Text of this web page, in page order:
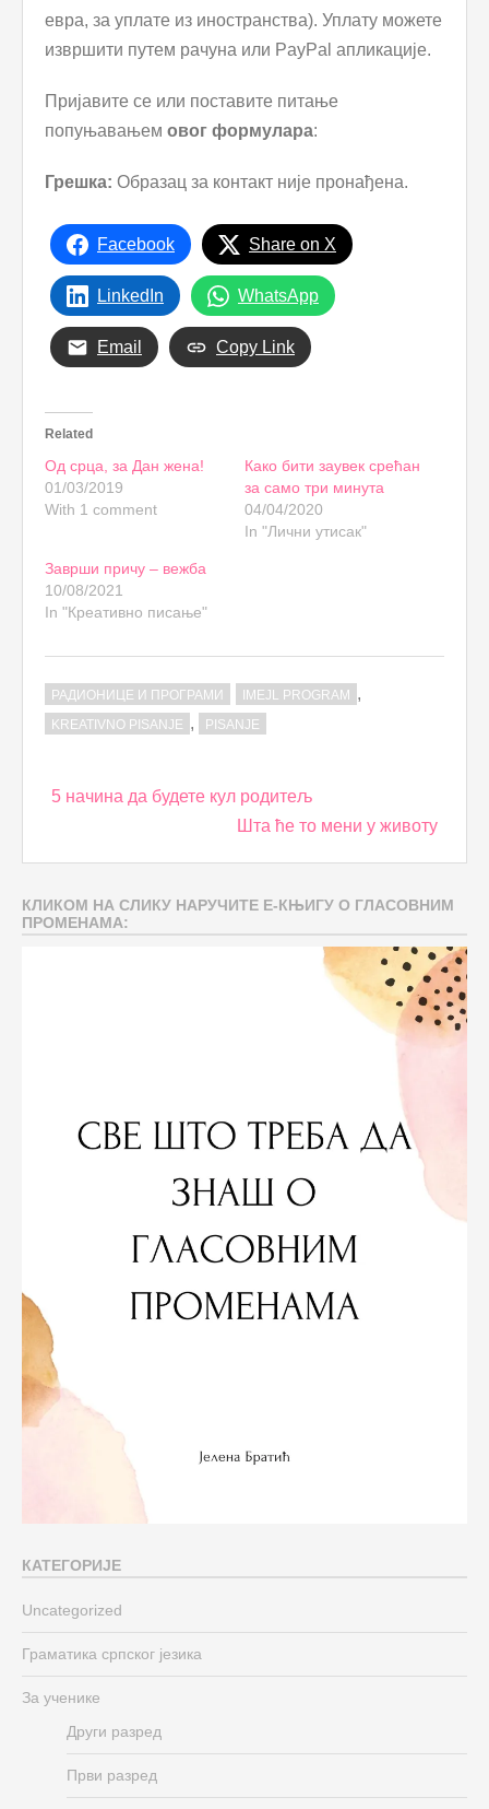
евра, за уплате из иностранства). Уплату можете
извршити путем рачуна или PayPal апликације.
Пријавите се или поставите питање
попуњавањем овог формулара:
Грешка: Образац за контакт није пронађена.
Facebook Share on X
LinkedIn WhatsApp
Email Copy Link
Related
Од срца, за Дан жена!
01/03/2019
With 1 comment
Како бити заувек срећан
за само три минута
04/04/2020
In "Лични утисак"
Заврши причу – вежба
10/08/2021
In "Креативно писање"
РАДИОНИЦЕ И ПРОГРАМИ IMEJL PROGRAM ,
KREATIVNO PISANJE , PISANJE
Post
5 начина да будете кул родитељ
Шта ће то мени у животу
КЛИКОМ НА СЛИКУ НАРУЧИТЕ Е-КЊИГУ О ГЛАСОВНИМ
ПРОМЕНАМА:
КАТЕГОРИЈЕ
Uncategorized
Граматика српског језика
За ученике
Други разред
Први разред